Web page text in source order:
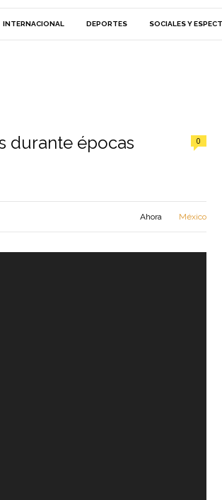
INTERNACIONAL DEPORTES SOCIALES Y
durante épocas
0
Ahora México